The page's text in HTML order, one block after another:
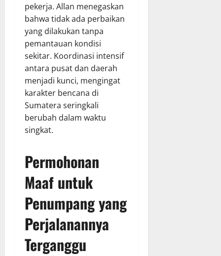
pekerja. Allan menegaskan
bahwa tidak ada perbaikan
yang dilakukan tanpa
pemantauan kondisi
sekitar. Koordinasi intensif
antara pusat dan daerah
menjadi kunci, mengingat
karakter bencana di
Sumatera seringkali
berubah dalam waktu
singkat.
Permohonan
Maaf untuk
Penumpang yang
Perjalanannya
Terganggu